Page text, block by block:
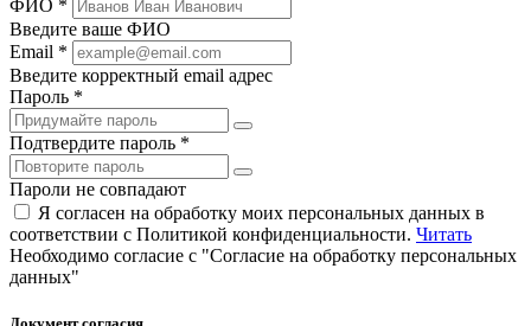
ФИО *
Введите ваше ФИО
Email *
Введите корректный email адрес
Пароль *
Подтвердите пароль *
Пароли не совпадают
Я согласен на обработку моих персональных данных в
соответствии с Политикой конфиденциальности. Читать
Необходимо согласие с "Согласие на обработку персональных
данных"